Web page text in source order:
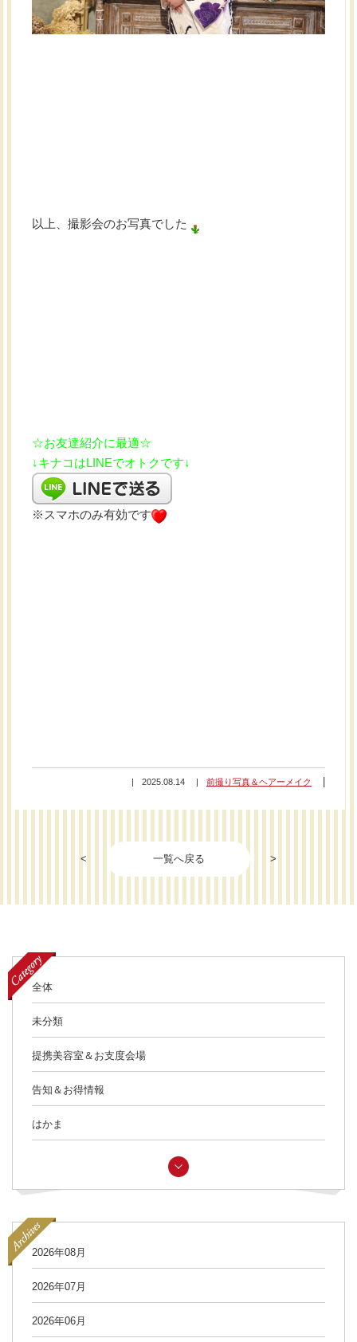
以上、撮影会のお写真でした
☆お友達紹介に最適☆
↓キナコはLINEでオトクです↓
※スマホのみ有効です
2025.08.14 前撮り写真＆ヘアーメイク
< 一覧へ戻る >
全体
未分類
提携美容室＆お支度会場
告知＆お得情報
はかま
2026年08月
2026年07月
2026年06月